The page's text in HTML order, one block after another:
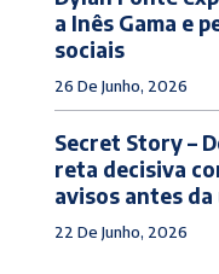
a Inês Gama e
sociais
26 De Junho, 2026
Secret Story –
reta decisiva
avisos antes
22 De Junho, 2026